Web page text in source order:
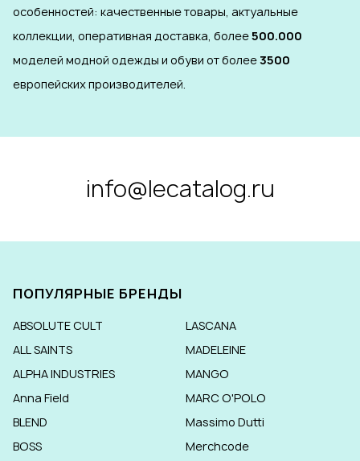
особенностей: качественные товары, актуальные
коллекции, оперативная доставка, более500.000
моделей модной одежды и обуви от более3500
европейских производителей.
info@lecatalog.ru
ПОПУЛЯРНЫЕ БРЕНДЫ
ABSOLUTE CULT
ALL SAINTS
ALPHA INDUSTRIES
Anna Field
BLEND
BOSS
LASCANA
MADELEINE
MANGO
MARC O'POLO
Massimo Dutti
Merchcode